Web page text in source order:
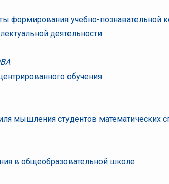
формирования учебно-познавательной
деятельности
обучения
мышления студентов математических
в общеобразовательной школе